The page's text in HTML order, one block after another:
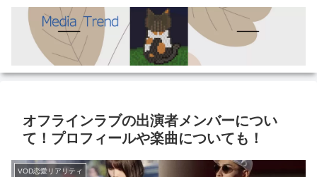
オフラインラブの出演者メンバーについ
て！プロフィールや楽曲についても！
VOD恋愛リアリティ